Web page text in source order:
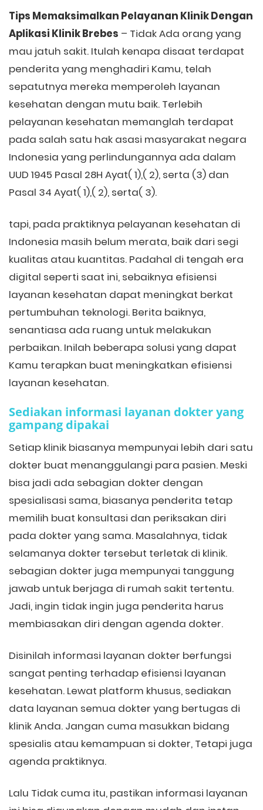
Tips Memaksimalkan Pelayanan Klinik Dengan
Aplikasi Klinik Brebes – Tidak Ada orang yang
mau jatuh sakit. Itulah kenapa disaat terdapat
penderita yang menghadiri Kamu, telah
sepatutnya mereka memperoleh layanan
kesehatan dengan mutu baik. Terlebih
pelayanan kesehatan memanglah terdapat
pada salah satu hak asasi masyarakat negara
Indonesia yang perlindungannya ada dalam
UUD 1945 Pasal 28H Ayat( 1),( 2), serta (3) dan
Pasal 34 Ayat( 1),( 2), serta( 3).
tapi, pada praktiknya pelayanan kesehatan di
Indonesia masih belum merata, baik dari segi
kualitas atau kuantitas. Padahal di tengah era
digital seperti saat ini, sebaiknya efisiensi
layanan kesehatan dapat meningkat berkat
pertumbuhan teknologi. Berita baiknya,
senantiasa ada ruang untuk melakukan
perbaikan. Inilah beberapa solusi yang dapat
Kamu terapkan buat meningkatkan efisiensi
layanan kesehatan.
Sediakan informasi layanan dokter yang
gampang dipakai
Setiap klinik biasanya mempunyai lebih dari satu
dokter buat menanggulangi para pasien. Meski
bisa jadi ada sebagian dokter dengan
spesialisasi sama, biasanya penderita tetap
memilih buat konsultasi dan periksakan diri
pada dokter yang sama. Masalahnya, tidak
selamanya dokter tersebut terletak di klinik.
sebagian dokter juga mempunyai tanggung
jawab untuk berjaga di rumah sakit tertentu.
Jadi, ingin tidak ingin juga penderita harus
membiasakan diri dengan agenda dokter.
Disinilah informasi layanan dokter berfungsi
sangat penting terhadap efisiensi layanan
kesehatan. Lewat platform khusus, sediakan
data layanan semua dokter yang bertugas di
klinik Anda. Jangan cuma masukkan bidang
spesialis atau kemampuan si dokter, Tetapi juga
agenda praktiknya.
Lalu Tidak cuma itu, pastikan informasi layanan